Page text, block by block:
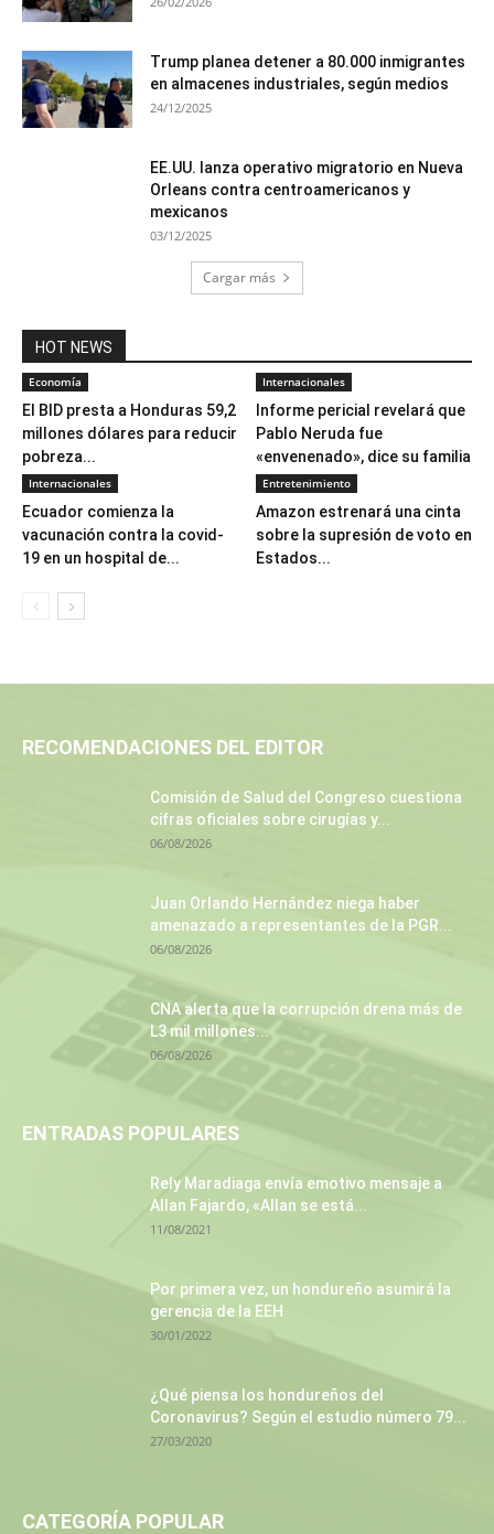
Trump planea detener a 80.000 inmigrantes
en almacenes industriales, según medios
24/12/2025
EE.UU. lanza operativo migratorio en Nueva
Orleans contra centroamericanos y
mexicanos
03/12/2025
Cargar más
HOT NEWS
Economía
El BID presta a Honduras 59,2
millones dólares para reducir
pobreza...
Internacionales
Informe pericial revelará que
Pablo Neruda fue
«envenenado», dice su familia
Internacionales
Ecuador comienza la
vacunación contra la covid-
19 en un hospital de...
Entretenimiento
Amazon estrenará una cinta
sobre la supresión de voto en
Estados...
RECOMENDACIONES DEL EDITOR
Comisión de Salud del Congreso cuestiona
cifras oficiales sobre cirugías y...
06/08/2026
Juan Orlando Hernández niega haber
amenazado a representantes de la PGR...
06/08/2026
CNA alerta que la corrupción drena más de
L3 mil millones...
06/08/2026
ENTRADAS POPULARES
Rely Maradiaga envía emotivo mensaje a
Allan Fajardo, «Allan se está...
11/08/2021
Por primera vez, un hondureño asumirá la
gerencia de la EEH
30/01/2022
¿Qué piensa los hondureños del
Coronavirus? Según el estudio número 79...
27/03/2020
CATEGORÍA POPULAR